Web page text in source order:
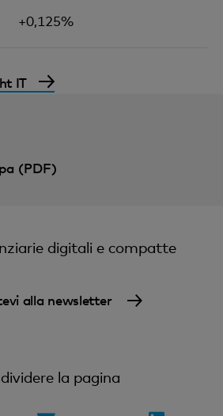
+0,125%
IT
(PDF)
digitali e compatte
alla newsletter
la pagina